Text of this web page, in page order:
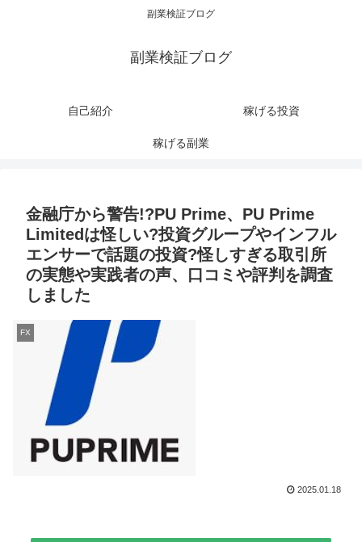
副業検証ブログ
副業検証ブログ
自己紹介 稼げる投資
稼げる副業
金融庁から警告!?PU Prime、PU Prime
Limitedは怪しい?投資グループやインフル
エンサーで話題の投資?怪しすぎる取引所
の実態や実践者の声、口コミや評判を調査
しました
FX
2025.01.18